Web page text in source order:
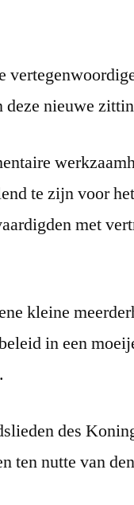
nieuwe
te zijn voor
met
kleine
in een
des
ten nutte van